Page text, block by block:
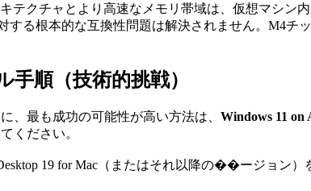
テクチャとより高速なメモリ帯域は、仮想マシン
する根本的な互換性問題は解決されません。M4
順（技術的挑戦）
、最も成功の可能性が高い方法は、 Windows 11
ください。
19 for Mac（またはそれ以降の��ージョン